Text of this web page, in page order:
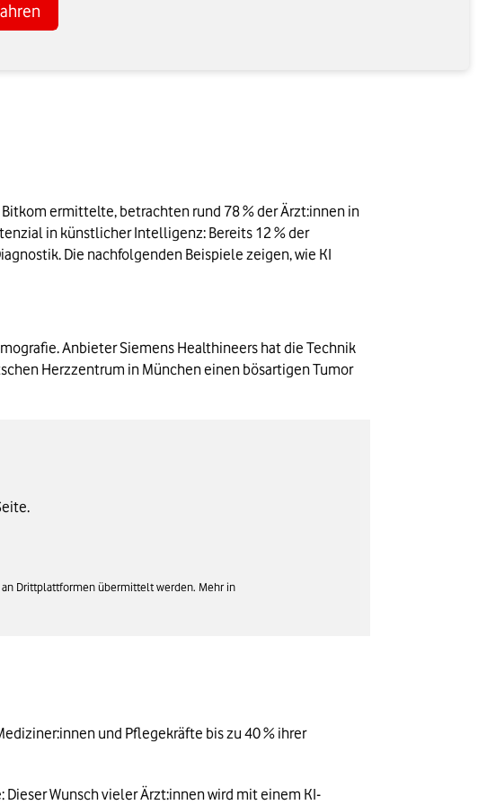
ermittelte, betrachten rund 78 % der Ärzt:innen in
in künstlicher Intelligenz: Bereits 12 % der
Die nachfolgenden Beispiele zeigen, wie KI
Anbieter Siemens Healthineers hat die Technik
Herzzentrum in München einen bösartigen Tumor
an Drittplattformen übermittelt werden. Mehr in
und Pflegekräfte bis zu 40 % ihrer
Wunsch vieler Ärzt:innen wird mit einem KI-